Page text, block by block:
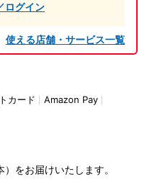
ログイン
使える店舗・サービス一覧
カード
Amazon Pay
をお届けいたします。